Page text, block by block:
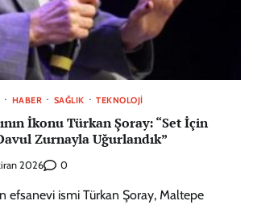
HABER SAĞLIK TEKNOLOJI
İkonu Türkan Şoray: “Set İçin
Zurnayla Uğurlandık”
2026 0
efsanevi ismi Türkan Şoray, Maltepe